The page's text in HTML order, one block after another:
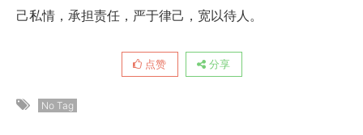
己私情，承担责任，严于律己，宽以待人。
点赞 分享
No Tag